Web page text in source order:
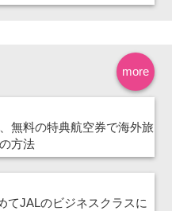
more
無料の特典航空券で海外旅
方法
てJALのビジネスクラスに